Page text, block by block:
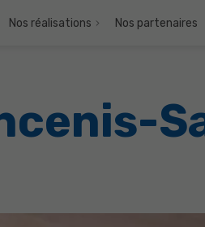
Nos réalisations Nos partenaires